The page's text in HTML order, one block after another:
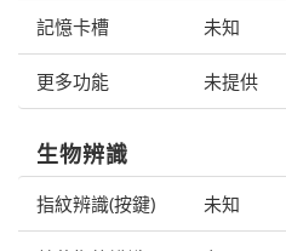
記憶卡槽 未知
更多功能 未提供
生物辨識
指紋辨識(按鍵) 未知